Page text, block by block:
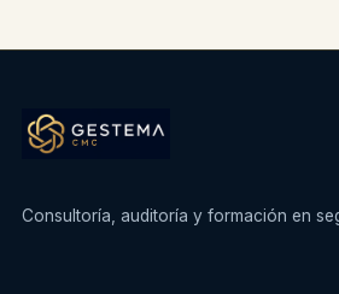
Consultoría, auditoría y formación en